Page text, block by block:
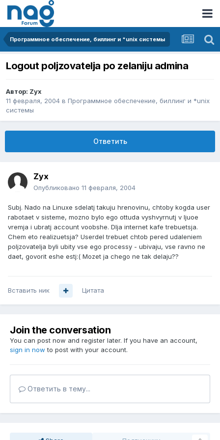
Программное обеспечение, биллинг и *unix системы
Logout poljzovatelja po zelaniju admina
Автор: Zyx
11 февраля, 2004 в Программное обеспечение, биллинг и *unix
системы
Ответить
Zyx
Опубликовано 11 февраля, 2004
Subj. Nado na Linuxe sdelatj takuju hrenovinu, chtoby kogda user
rabotaet v sisteme, mozno bylo ego ottuda vyshvyrnutj v ljuoe
vremja i ubratj account voobshe. Dlja internet kafe trebuetsja.
Chem eto realizuetsja? Userdel trebuet chtob pered udaleniem
poljzovatelja byli ubity vse ego processy - ubivaju, vse ravno ne
daet, govorit eshe estj:( Mozet ja chego ne tak delaju??
Вставить ник Цитата
Join the conversation
You can post now and register later. If you have an account,
sign in now to post with your account.
Ответить в тему...